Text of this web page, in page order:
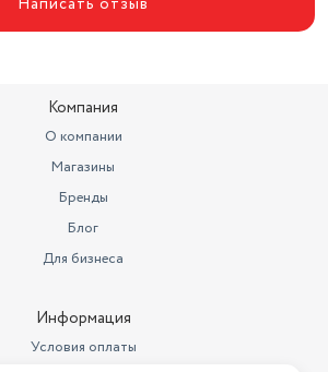
Компания
О компании
Магазины
Бренды
Блог
Для бизнеса
Информация
Условия оплаты